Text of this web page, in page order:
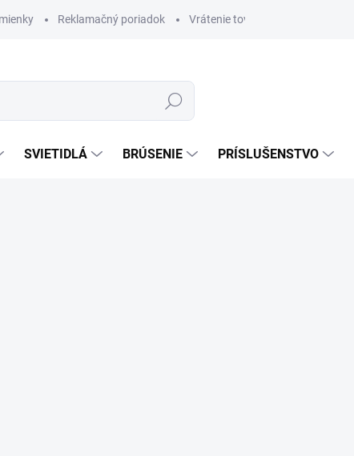
Reklamačný poriadok Vrátenie tovaru
Hľadať
SVIETIDLÁ BRÚSENIE PRÍSLUŠENSTVO